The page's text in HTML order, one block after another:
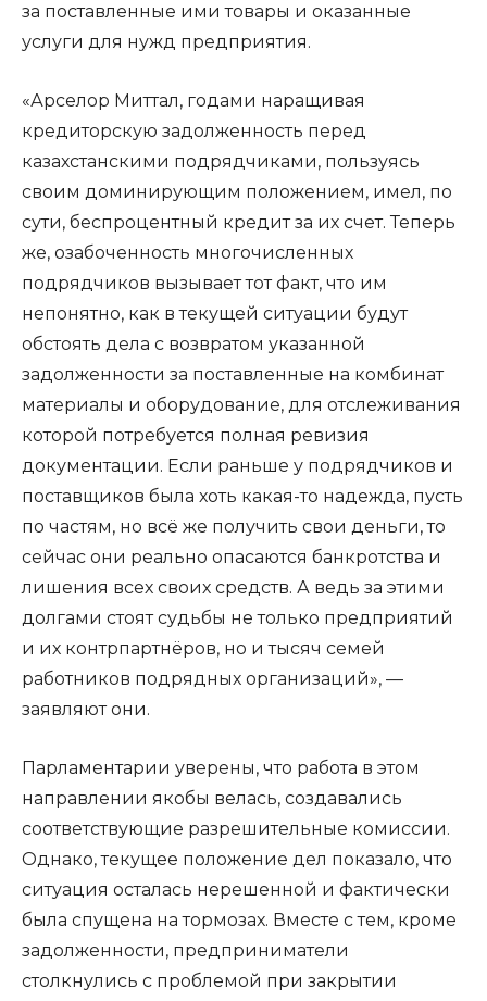
за поставленные ими товары и оказанные
услуги для нужд предприятия.
«Арселор Миттал, годами наращивая
кредиторскую задолженность перед
казахстанскими подрядчиками, пользуясь
своим доминирующим положением, имел, по
сути, беспроцентный кредит за их счет. Теперь
же, озабоченность многочисленных
подрядчиков вызывает тот факт, что им
непонятно, как в текущей ситуации будут
обстоять дела с возвратом указанной
задолженности за поставленные на комбинат
материалы и оборудование, для отслеживания
которой потребуется полная ревизия
документации. Если раньше у подрядчиков и
поставщиков была хоть какая-то надежда, пусть
по частям, но всё же получить свои деньги, то
сейчас они реально опасаются банкротства и
лишения всех своих средств. А ведь за этими
долгами стоят судьбы не только предприятий
и их контрпартнёров, но и тысяч семей
работников подрядных организаций», —
заявляют они.
Парламентарии уверены, что работа в этом
направлении якобы велась, создавались
соответствующие разрешительные комиссии.
Однако, текущее положение дел показало, что
ситуация осталась нерешенной и фактически
была спущена на тормозах. Вместе с тем, кроме
задолженности, предприниматели
столкнулись с проблемой при закрытии